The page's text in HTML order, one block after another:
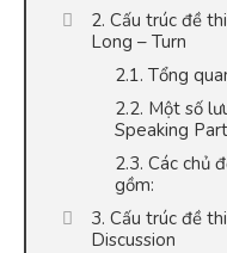
2. Cấu trúc đề
Long – Turn
2.1. Tổng
2.2. Một số
Speaking
2.3. Các chủ
gồm:
3. Cấu trúc đề
Discussion